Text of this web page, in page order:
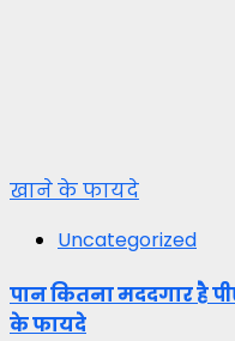
खाने के फायदे
Uncategorized
पान कितना मददगार है
के फायदे